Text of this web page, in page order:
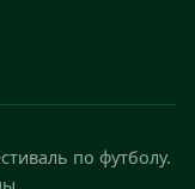
по футболу.